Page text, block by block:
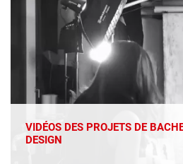
VIDÉOS DES PROJETS DE
DESIGN